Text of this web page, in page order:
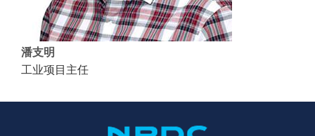
潘支明
工业项目主任